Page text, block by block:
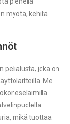
myötä, kehitä
pelialusta, joka on
Me
mikä tuottaa